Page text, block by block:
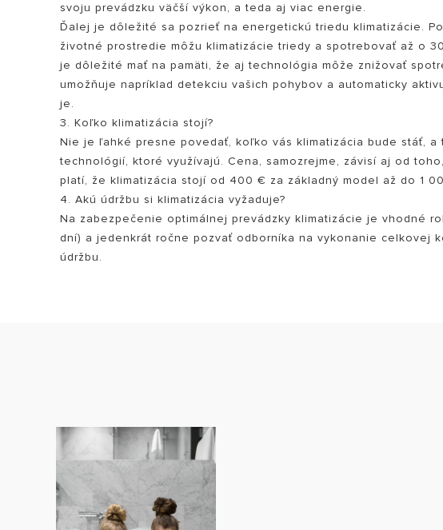
svoju prevádzku väčší výkon, a teda aj viac energie.
Ďalej je dôležité sa pozrieť na energetickú triedu klimatizácie.
životné prostredie môžu klimatizácie triedy a spotrebovať až o
je dôležité mať na pamäti, že aj technológia môže znižovať
umožňuje napríklad detekciu vašich pohybov a automaticky
je.
3. Koľko klimatizácia stojí?
Nie je ľahké presne povedať, koľko vás klimatizácia bude stáť,
technológií, ktoré využívajú. Cena, samozrejme, závisí aj od
platí, že klimatizácia stojí od 400 € za základný model až do 1
4. Akú údržbu si klimatizácia vyžaduje?
Na zabezpečenie optimálnej prevádzky klimatizácie je vhodné
dní) a jedenkrát ročne pozvať odborníka na vykonanie celkovej
údržbu.